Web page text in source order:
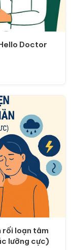
Doctor
rối loạn tâm
lưỡng cực)